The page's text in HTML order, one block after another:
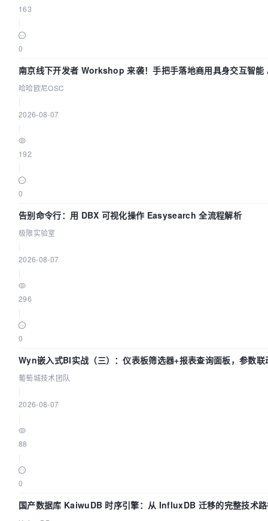
163
0
南京线下开发者 Workshop 来袭！手把手落地商用具身交互智
哈哈欧尼OSC
2026-08-07
192
0
告别命令行：用 DBX 可视化操作 Easysearch 全流程解析
极限实验室
2026-08-07
296
0
Wyn嵌入式BI实战（三）：仪表板筛选器+报表查询面板，参数联
葡萄城技术团队
2026-08-07
88
0
国产数据库 KaiwuDB 时序引擎：从 InfluxDB 迁移的完整技术